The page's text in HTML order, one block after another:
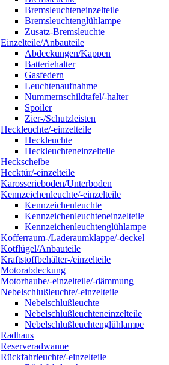
Bremsleuchteneinzelteile
Bremsleuchtenglühlampe
Zusatz-Bremsleuchte
Einzelteile/Anbauteile
Abdeckungen/Kappen
Batteriehalter
Gasfedern
Leuchtenaufnahme
Nummernschildtafel/-halter
Spoiler
Zier-/Schutzleisten
Heckleuchte/-einzelteile
Heckleuchte
Heckleuchteneinzelteile
Heckscheibe
Hecktür/-einzelteile
Karosserieboden/Unterboden
Kennzeichenleuchte/-einzelteile
Kennzeichenleuchte
Kennzeichenleuchteneinzelteile
Kennzeichenleuchtenglühlampe
Kofferraum-/Laderaumklappe/-deckel
Kotflügel/Anbauteile
Kraftstoffbehälter-/einzelteile
Motorabdeckung
Motorhaube/-einzelteile/-dämmung
Nebelschlußleuchte/-einzelteile
Nebelschlußleuchte
Nebelschlußleuchteneinzelteile
Nebelschlußleuchtenglühlampe
Radhaus
Reserveradwanne
Rückfahrleuchte/-einzelteile